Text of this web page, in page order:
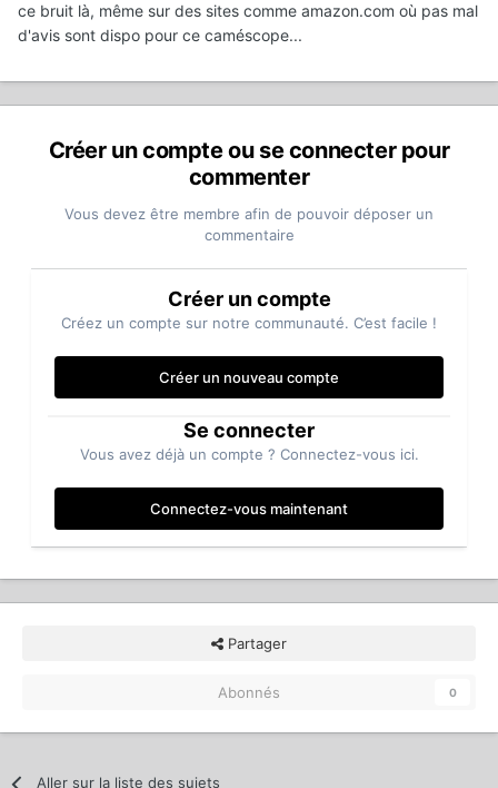
ce bruit là, même sur des sites comme amazon.com où pas mal
d'avis sont dispo pour ce caméscope...
Créer un compte ou se connecter pour
commenter
Vous devez être membre afin de pouvoir déposer un
commentaire
Créer un compte
Créez un compte sur notre communauté. C’est facile !
Créer un nouveau compte
Se connecter
Vous avez déjà un compte ? Connectez-vous ici.
Connectez-vous maintenant
Partager
Abonnés 0
Aller sur la liste des sujets